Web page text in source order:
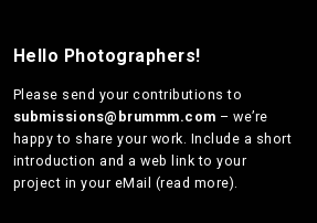
Hello Photographers!
Please send your contributions to
submissions@brummm.com – we’re
happy to share your work. Include a short
introduction and a web link to your
project in your eMail (read more).